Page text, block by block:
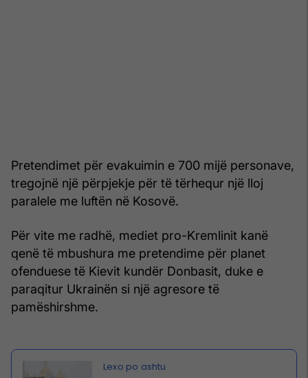
Pretendimet për evakuimin e 700 mijë personave,
tregojnë një përpjekje për të tërhequr një lloj
paralele me luftën në Kosovë.
Për vite me radhë, mediet pro-Kremlinit kanë
qenë të mbushura me pretendime për planet
ofenduese të Kievit kundër Donbasit, duke e
paraqitur Ukrainën si një agresore të
pamëshirshme.